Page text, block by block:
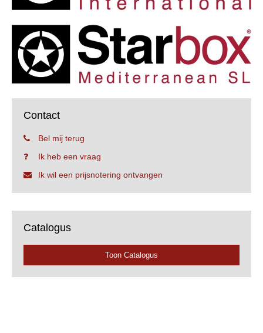
Contact
Bel mij terug
Ik heb een vraag
Ik wil een prijsnotering ontvangen
Catalogus
Toon Catalogus